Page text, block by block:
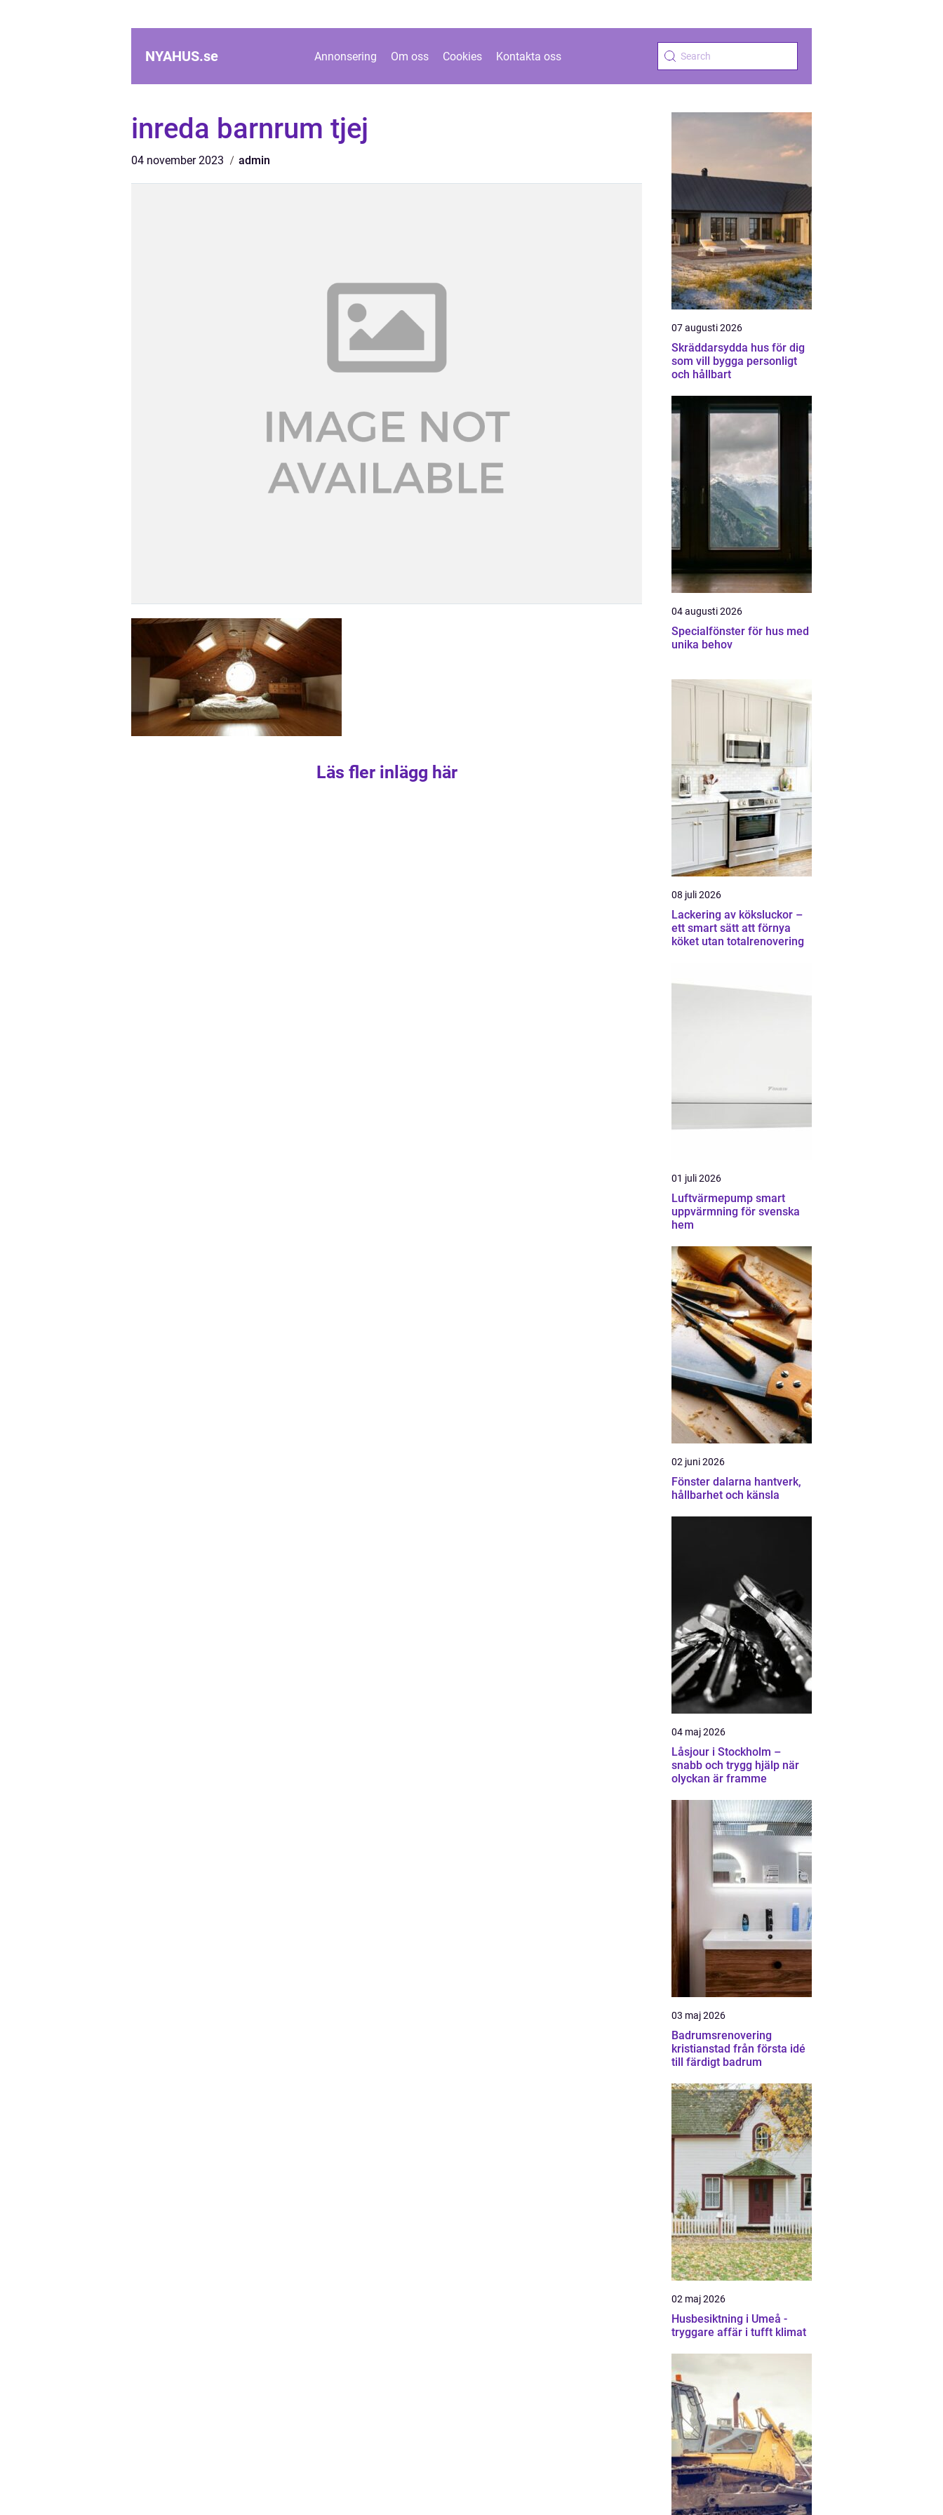
NYAHUS.se Annonsering Om oss Cookies Kontakta oss
inreda barnrum tjej
04 november 2023 admin
Läs fler inlägg här
07 augusti 2026
Skräddarsydda hus för dig
som vill bygga personligt
och hållbart
04 augusti 2026
Specialfönster för hus med
unika behov
08 juli 2026
Lackering av köksluckor –
ett smart sätt att förnya
köket utan totalrenovering
01 juli 2026
Luftvärmepump smart
uppvärmning för svenska
hem
02 juni 2026
Fönster dalarna hantverk,
hållbarhet och känsla
04 maj 2026
Låsjour i Stockholm –
snabb och trygg hjälp när
olyckan är framme
03 maj 2026
Badrumsrenovering
kristianstad från första idé
till färdigt badrum
02 maj 2026
Husbesiktning i Umeå -
tryggare affär i tufft klimat